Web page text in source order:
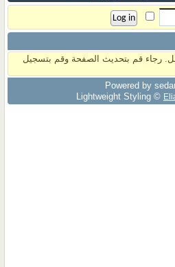
رجاء قم بتحديث الصفحة وقم بتسجيل
Powered by
Lightweight Styling ©